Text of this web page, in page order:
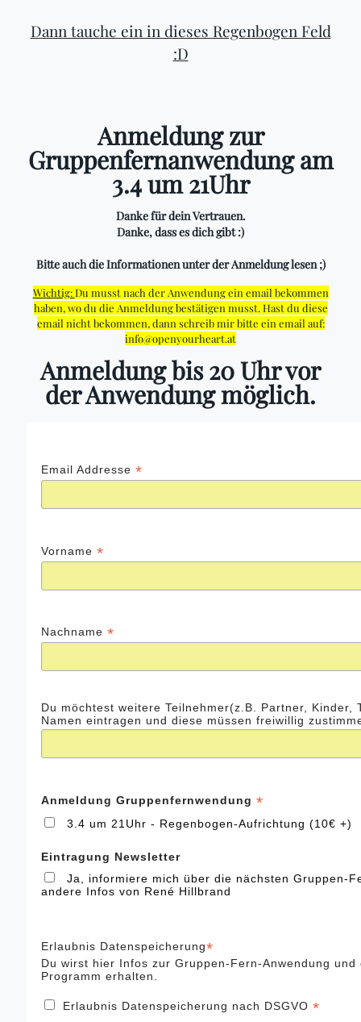
Dann tauche ein in dieses Regenbogen Feld
:D
Anmeldung zur
Gruppenfernanwendung am
3.4 um 21Uhr
Danke für dein Vertrauen.
Danke, dass es dich gibt :)
Bitte auch die Informationen unter der Anmeldung lesen ;)
Wichtig: Du musst nach der Anwendung ein email bekommen
haben, wo du die Anmeldung bestätigen musst. Hast du diese
email nicht bekommen, dann schreib mir bitte ein email auf:
info@openyourheart.at
Anmeldung bis 20 Uhr vor
der Anwendung möglich.
Email Addresse *
Vorname *
Nachname *
Du möchtest weitere Teilnehmer(z.B. Partner, Kinder,
Namen eintragen und diese müssen freiwillig
Anmeldung Gruppenfernwendung *
3.4 um 21Uhr - Regenbogen-Aufrichtung (10€ +)
Eintragung Newsletter
Ja, informiere mich über die nächsten Gruppen-
andere Infos von René Hillbrand
Erlaubnis Datenspeicherung*
Du wirst hier Infos zur Gruppen-Fern-Anwendung und
Programm erhalten.
Erlaubnis Datenspeicherung nach DSGVO *